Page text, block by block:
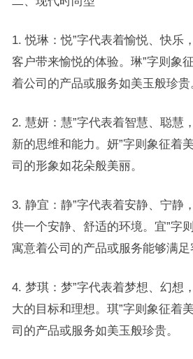
1. 悦琳：悦”字代表着愉悦、快乐
客户带来愉悦的体验。琳”字则象
着公司的产品或服务如美玉般珍贵
2. 慧妍：慧”字代表着智慧、聪慧
新的思维和能力。妍”字则象征着
司的形象如花朵般美丽。
3. 静宜：静”字代表着安静、宁静
供一个安静、舒适的环境。宜”字
寓意着公司的产品或服务能够满足
4. 梦琪：梦”字代表着梦想、幻想
大的目标和理想。琪”字则象征着
司的产品或服务如美玉般珍贵。